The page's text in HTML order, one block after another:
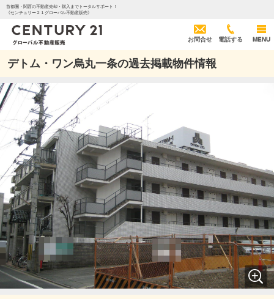
首都圏・関西の不動産売却・購入までトータルサポート！
《センチュリー２１グローバル不動産販売》
お問合せ 電話する MENU
デトム・ワン烏丸一条の過去掲載物件情報